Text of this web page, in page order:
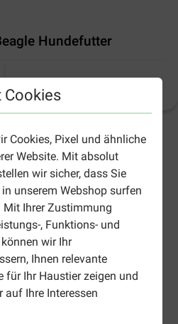
Cookies
Cookies, Pixel und ähnliche
Website. Mit absolut
wir sicher, dass Sie
unserem Webshop surfen
Mit Ihrer Zustimmung
, Funktions- und
wir Ihr
Ihnen relevante
für Ihr Haustier zeigen und
auf Ihre Interessen
Hundefutter
sofern nicht anders angegeben
Adult Beagle Hundefutter
Das Trockenfutter
Monaten.
Knochen
DHA